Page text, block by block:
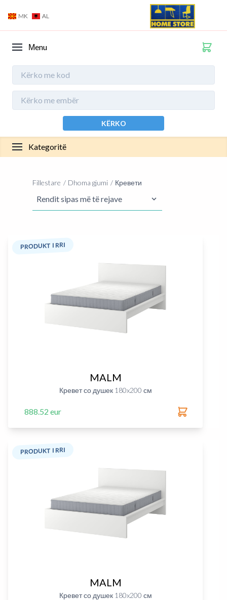
MK AL
Мenu
KËRKO
Kategoritë
Fillestare Dhoma gjumi Кревети
PRODUKT I RRI
MALM
Кревет со душек 180x200 см
888.52 eur
PRODUKT I RRI
MALM
Кревет со душек 180x200 см